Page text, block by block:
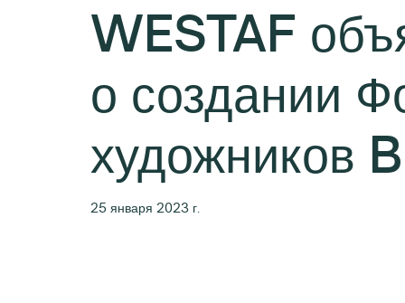
WESTAF
о создании
художников
25 января 2023 г.